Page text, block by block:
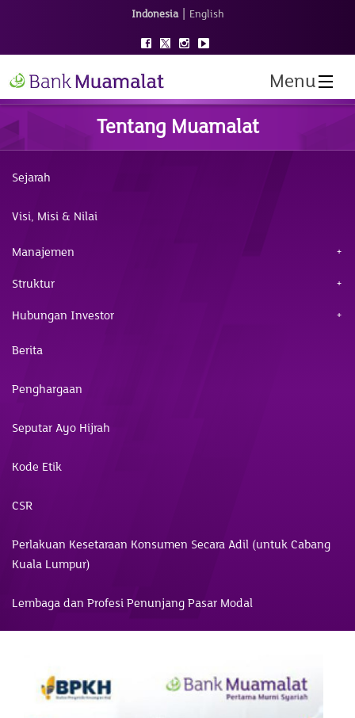
Indonesia | English
Menu
Tentang Muamalat
Sejarah
Visi, Misi & Nilai
Manajemen
Struktur
Hubungan Investor
Berita
Penghargaan
Seputar Ayo Hijrah
Kode Etik
CSR
Perlakuan Kesetaraan Konsumen Secara Adil (untuk Cabang
Kuala Lumpur)
Lembaga dan Profesi Penunjang Pasar Modal